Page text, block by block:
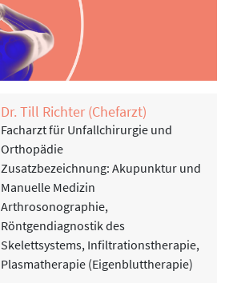
Dr. Till Richter (Chefarzt)
Facharzt für Unfallchirurgie und
Orthopädie
Zusatzbezeichnung: Akupunktur und
Manuelle Medizin
Arthrosonographie,
Röntgendiagnostik des
Skelettsystems, Infiltrationstherapie,
Plasmatherapie (Eigenbluttherapie)